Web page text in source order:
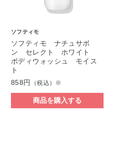
ソフティモ
ソフティモ ナチュサボ
ン セレクト ホワイト
ボディウォッシュ モイス
ト
858円
（税込）※
商品を購入する